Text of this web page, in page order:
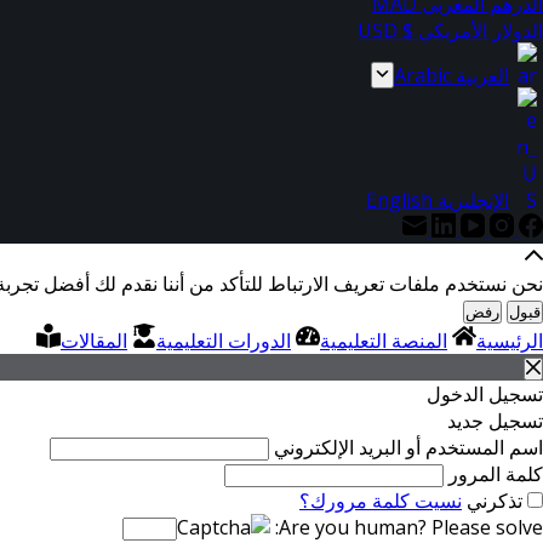
الدولار الأمريكي $ USD
العربية Arabic
الإنجليزية English
نحن نستخدم ملفات تعريف الارتباط للتأكد من أننا نقدم لك أفضل
قبول رفض
الرئيسية المنصة التعليمية الدورات التعليمية
المقالات
تسجيل الدخول
تسجيل جديد
اسم المستخدم أو البريد الإلكتروني
كلمة المرور
تذكرني نسيت كلمة مرورك؟
Are you human? Please solve: